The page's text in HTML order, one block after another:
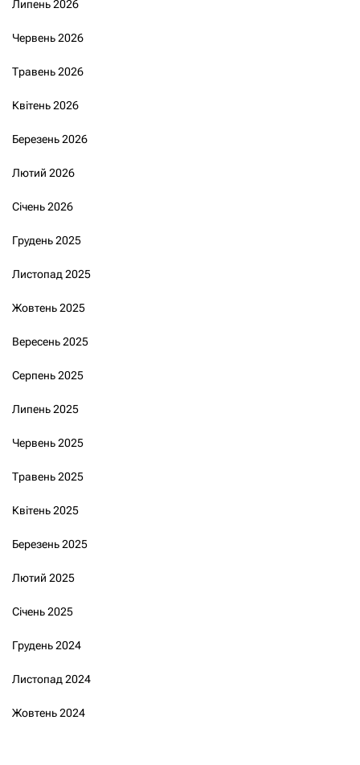
Липень 2026
Червень 2026
Травень 2026
Квітень 2026
Березень 2026
Лютий 2026
Січень 2026
Грудень 2025
Листопад 2025
Жовтень 2025
Вересень 2025
Серпень 2025
Липень 2025
Червень 2025
Травень 2025
Квітень 2025
Березень 2025
Лютий 2025
Січень 2025
Грудень 2024
Листопад 2024
Жовтень 2024